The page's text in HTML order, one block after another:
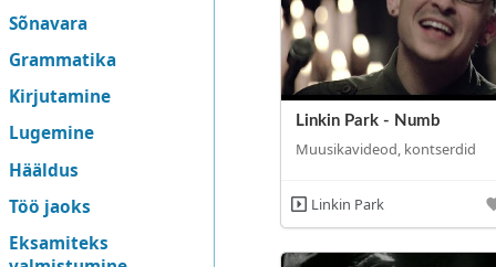
Sõnavara
Grammatika
Kirjutamine
Lugemine
Hääldus
Töö jaoks
Eksamiteks
Linkin Park - Numb
Muusikavideod, kontserdid
Linkin Park